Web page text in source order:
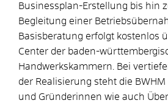
Businessplan-Erstellung bis hin
Begleitung einer
Basisberatung erfolgt kostenlos
Center der baden-
Handwerkskammern. Bei
der Realisierung steht die
und Gründerinnen wie auch